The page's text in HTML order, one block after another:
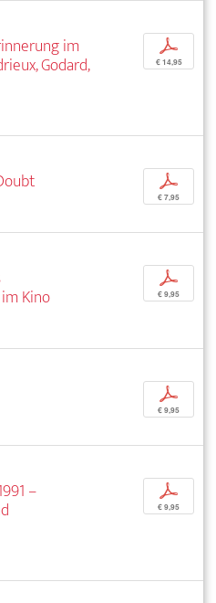
im
Godard,
p
€ 14,95
p
€ 7,95
Kino
p
€ 9,95
p
€ 9,95
–
p
€ 9,95